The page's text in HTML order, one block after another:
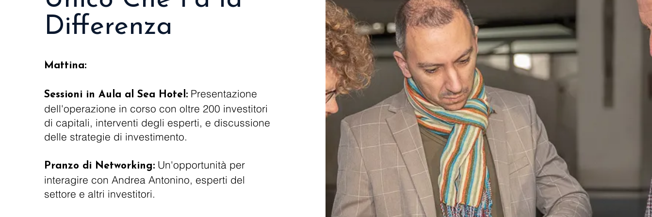
Differenza
Mattina:
Sessioni in Aula al Sea Hotel:Presentazione
dell'operazione in corso con oltre 200 investitori
di capitali, interventi degli esperti, e discussione
delle strategie di investimento.
Pranzo di Networking:Un'opportunità per
interagire con Andrea Antonino, esperti del
settore e altri investitori.